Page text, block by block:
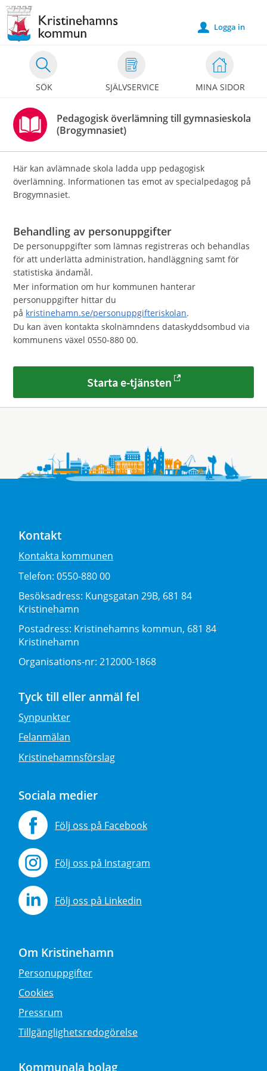
Välkommen
till
e-
tjänster
Kristinehamns
kommun
SÖK SJÄLVSERVICE MINA SIDOR
u Logga in
Pedagogisk överlämning till gymnasieskola
(Brogymnasiet)
Här kan avlämnade skola ladda upp pedagogisk
överlämning. Informationen tas emot av specialpedagog på
Brogymnasiet.
Behandling av personuppgifter
De personuppgifter som lämnas registreras och behandlas
för att underlätta administration, handläggning samt för
statistiska ändamål.
Mer information om hur kommunen hanterar
personuppgifter hittar du
på kristinehamn.se/personuppgifteriskolan.
Du kan även kontakta skolnämndens dataskyddsombud via
kommunens växel 0550-880 00.
Starta e-tjänsten
Kontakt
Kontakta kommunen
Telefon: 0550-880 00
Besöksadress: Kungsgatan 29B, 681 84
Kristinehamn
Postadress: Kristinehamns kommun, 681 84
Kristinehamn
Organisations-nr: 212000-1868
Tyck till eller anmäl fel
Synpunkter
Felanmälan
Kristinehamnsförslag
Sociala medier
Följ oss på Facebook
Följ oss på Instagram
Följ oss på Linkedin
Om Kristinehamn
Personuppgifter
Cookies
Pressrum
Tillgänglighetsredogörelse
Kommunala bolag